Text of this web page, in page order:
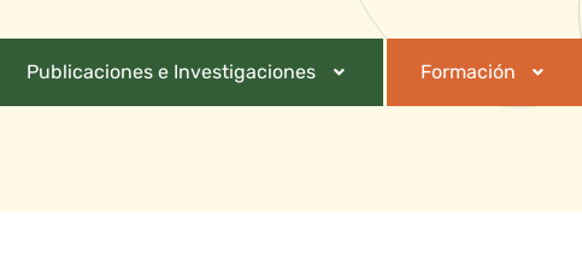
Publicaciones e Investigaciones Formación